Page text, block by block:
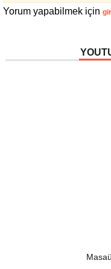
Yorum yapabilmek için